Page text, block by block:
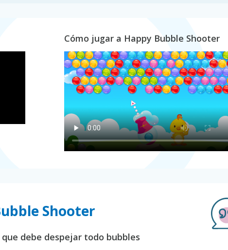
Cómo jugar a Happy Bubble Shooter
Shooter
debe despejar todo bubbles